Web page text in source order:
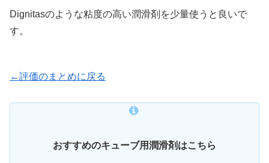
Dignitasのような粘度の高い潤滑剤を少量使うと良いで
す。
←評価のまとめに戻る
おすすめのキューブ用潤滑剤はこちら